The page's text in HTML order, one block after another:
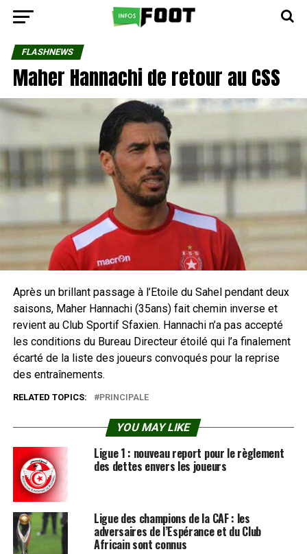
FLASHNEWS
Maher Hannachi de retour au CSS
Après un brillant passage à l’Etoile du Sahel pendant deux
saisons, Maher Hannachi (35ans) fait chemin inverse et
revient au Club Sportif Sfaxien. Hannachi n’a pas accepté
les conditions du Bureau Directeur étoilé qui l’a finalement
écarté de la liste des joueurs convoqués pour la reprise
des entraînements.
RELATED TOPICS: PRINCIPALE
YOU MAY LIKE
Ligue 1 : nouveau report pour le règlement
des dettes envers les joueurs
Ligue des champions de la CAF : les
adversaires de l’Espérance et du Club
Africain sont connus